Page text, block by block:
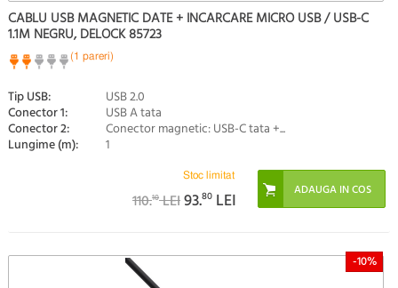
CABLU USB MAGNETIC DATE + INCARCARE MICRO USB / USB-C
1.1M NEGRU, DELOCK 85723
(1 pareri)
Tip USB: USB 2.0
Conector 1: USB A tata
Conector 2: Conector magnetic: USB-C tata +...
Lungime (m): 1
Stoc limitat
110.10LEI93.80 LEI
-10%